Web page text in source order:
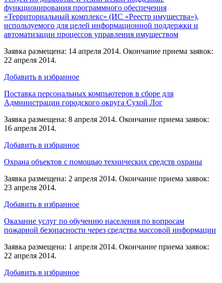
функционирования программного обеспечения
«Территориальный комплекс» (ИС «Реестр имущества»),
используемого для целей информационной поддержки и
автоматизации процессов управления имуществом
Заявка размещена: 14 апреля 2014. Окончание приема заявок:
22 апреля 2014.
Добавить в избранное
Поставка персональных компьютеров в сборе для
Администрации городского округа Сухой Лог
Заявка размещена: 8 апреля 2014. Окончание приема заявок:
16 апреля 2014.
Добавить в избранное
Охрана объектов с помощью технических средств охраны
Заявка размещена: 2 апреля 2014. Окончание приема заявок:
23 апреля 2014.
Добавить в избранное
Оказание услуг по обучению населения по вопросам
пожарной безопасности через средства массовой информации
Заявка размещена: 1 апреля 2014. Окончание приема заявок:
22 апреля 2014.
Добавить в избранное